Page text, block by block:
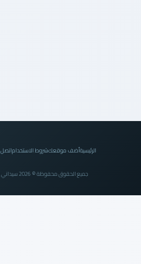
الرئيسيةأضف موقعكشروط الاستخداماتصل بنا
جميع الحقوق محفوظة © 2026 سيداني دليل المواقع